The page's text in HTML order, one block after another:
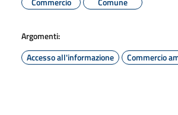
Argomenti:
Accesso all'informazione
Commercio